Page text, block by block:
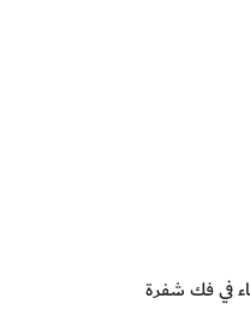
في فك شفرة